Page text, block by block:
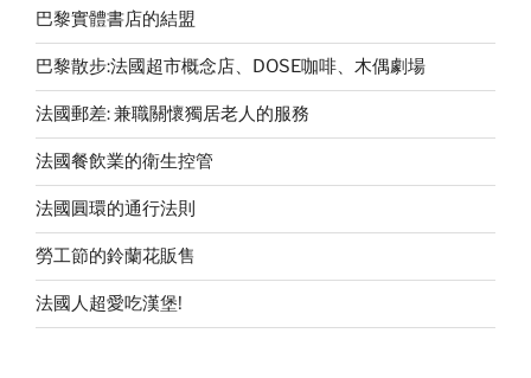
巴黎實體書店的結盟
巴黎散步:法國超市概念店、DOSE咖啡、木偶劇場
法國郵差: 兼職關懷獨居老人的服務
法國餐飲業的衛生控管
法國圓環的通行法則
勞工節的鈴蘭花販售
法國人超愛吃漢堡!